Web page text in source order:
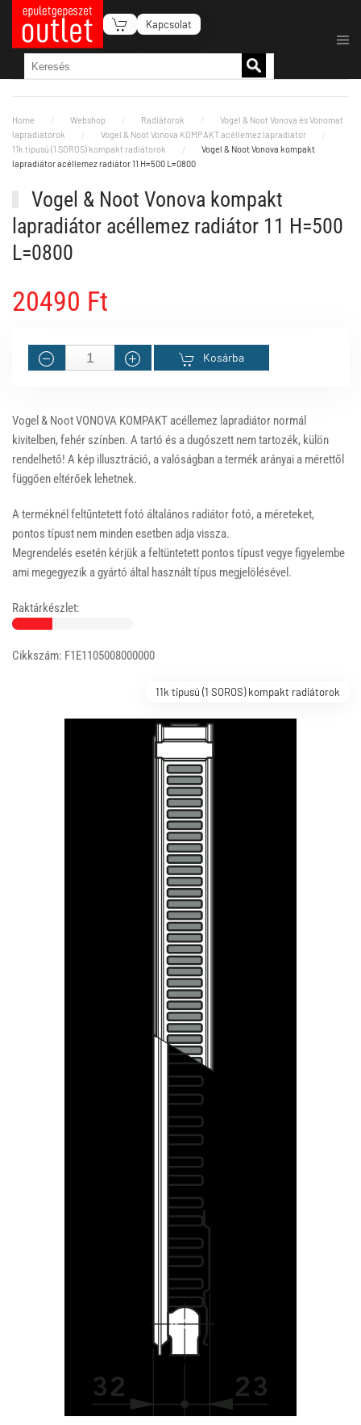
Fő tartalom átugrása
Kapcsolat
Home Webshop Radiátorok
Vogel & Noot Vonova és Vonomat
lapradiátorok
Vogel & Noot Vonova KOMPAKT acéllemez lapradiátor
11k tipusú (1 SOROS) kompakt radiátorok
Vogel & Noot Vonova kompakt
lapradiátor acéllemez radiátor 11 H=500 L=0800
Vogel & Noot Vonova kompakt
lapradiátor acéllemez radiátor 11 H=500
L=0800
20490 Ft
Kosárba
Vogel & Noot VONOVA KOMPAKT acéllemez lapradiátor normál
kivitelben, fehér színben. A tartó és a dugószett nem tartozék, külön
rendelhető! A kép illusztráció, a valóságban a termék arányai a mérettől
függően eltérőek lehetnek.
A terméknél feltűntetett fotó általános radiátor fotó, a méreteket,
pontos típust nem minden esetben adja vissza.
Megrendelés esetén kérjük a feltüntetett pontos típust vegye figyelembe
ami megegyezik a gyártó által használt típus megjelölésével.
Raktárkészlet:
Cikkszám: F1E1105008000000
11k tipusú (1 SOROS) kompakt radiátorok